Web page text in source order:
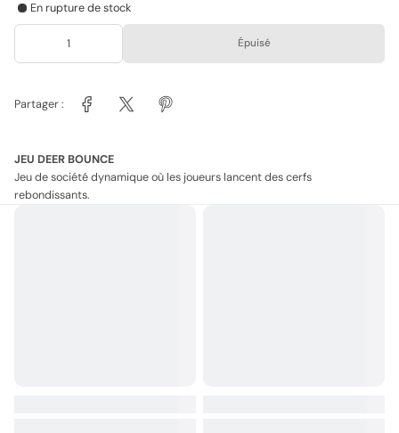
En rupture de stock
Épuisé
Partager :
JEU DEER BOUNCE
Jeu de société dynamique où les joueurs lancent des cerfs
rebondissants.